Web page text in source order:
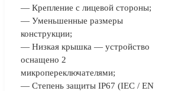
— Крепление с лицевой стороны;
— Уменьшенные размеры
конструкции;
— Низкая крышка — устройство
оснащено 2
микропереключателями;
— Степень защиты IP67 (IEC / EN